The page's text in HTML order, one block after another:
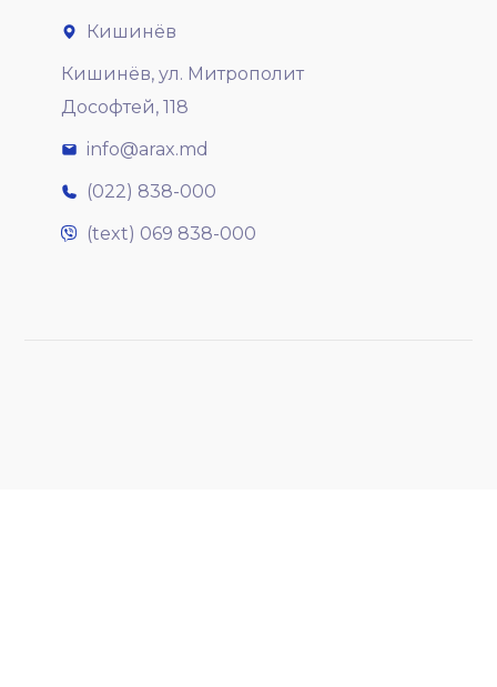
Кишинёв
Кишинёв, ул. Митрополит
Дософтей, 118
info@arax.md
(022) 838-000
(text) 069 838-000